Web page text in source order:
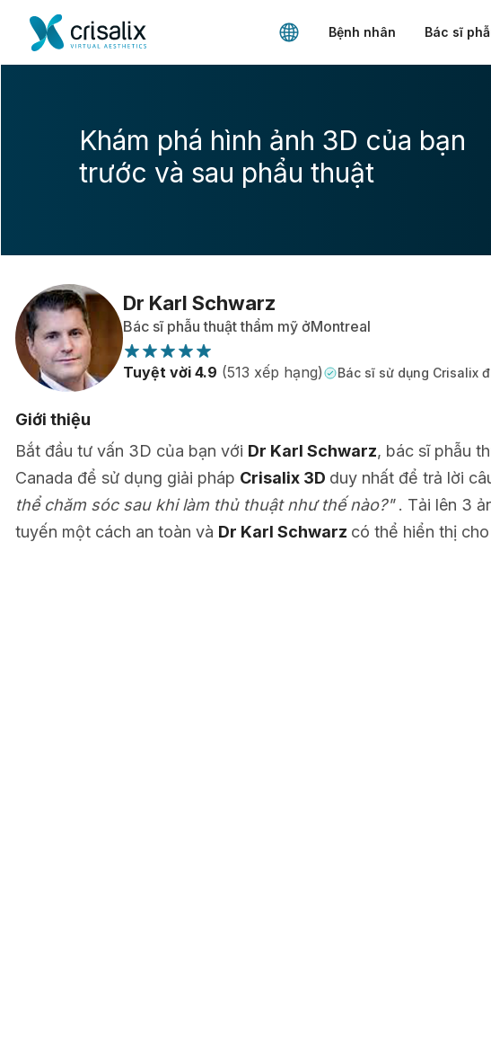
Bệnh nhân Bác sĩ
Khám phá hình ảnh 3D của bạn
trước và sau phẩu thuật
Dr Karl Schwarz
Bác sĩ phẫu thuật thẩm mỹ ởMontreal
Tuyệt vời 4.9 (513 xếp hạng) Bác sĩ sử dụng Crisalix
Giới thiệu
Bắt đầu tư vấn 3D của bạn với Dr Karl Schwarz, bác sĩ phẫu
Canada để sử dụng giải pháp Crisalix 3D duy nhất để trả lời
thể chăm sóc sau khi làm thủ thuật như thế nào?". Tải lên 3
tuyến một cách an toàn và Dr Karl Schwarz có thể hiển thị